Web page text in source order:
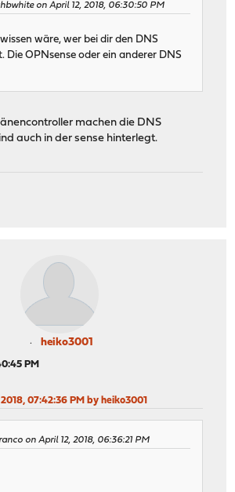
on April 12, 2018, 06:30:50 PM
wäre, wer bei dir den DNS
Die OPNsense oder ein anderer DNS
machen die DNS
auch in der sense hinterlegt.
heiko3001
PM
07:42:36 PM by heiko3001
on April 12, 2018, 06:36:21 PM